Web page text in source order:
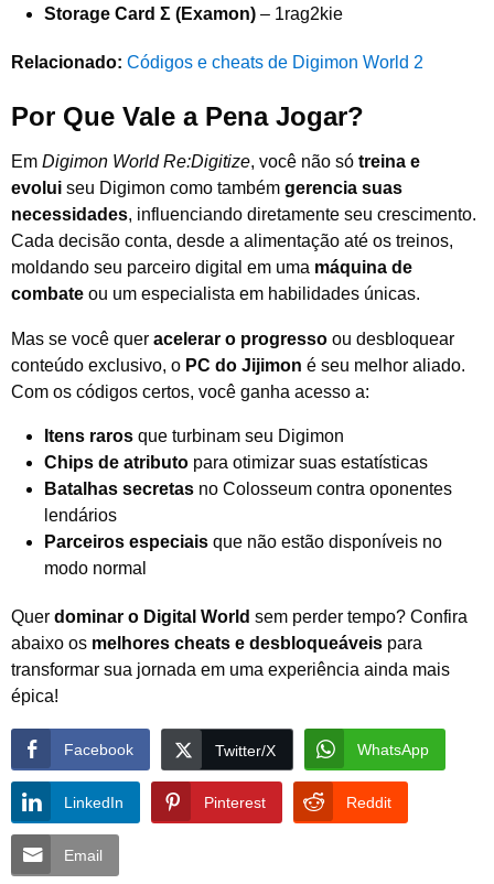
Storage Card Σ (Examon) – 1rag2kie
Relacionado: Códigos e cheats de Digimon World 2
Por Que Vale a Pena Jogar?
Em Digimon World Re:Digitize, você não só treina e
evolui seu Digimon como também gerencia suas
necessidades, influenciando diretamente seu crescimento.
Cada decisão conta, desde a alimentação até os treinos,
moldando seu parceiro digital em uma máquina de
combate ou um especialista em habilidades únicas.
Mas se você quer acelerar o progresso ou desbloquear
conteúdo exclusivo, o PC do Jijimon é seu melhor aliado.
Com os códigos certos, você ganha acesso a:
Itens raros que turbinam seu Digimon
Chips de atributo para otimizar suas estatísticas
Batalhas secretas no Colosseum contra oponentes
lendários
Parceiros especiais que não estão disponíveis no
modo normal
Quer dominar o Digital World sem perder tempo? Confira
abaixo os melhores cheats e desbloqueáveis para
transformar sua jornada em uma experiência ainda mais
épica!
Facebook Twitter/X WhatsApp
LinkedIn Pinterest Reddit
Email